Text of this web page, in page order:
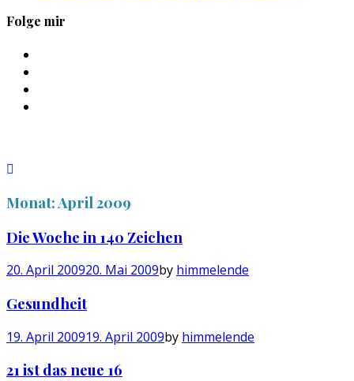
Folge mir
anzeigen
Monat: April 2009
Die Woche in 140 Zeichen
20. April 200920. Mai 2009by himmelende
Gesundheit
19. April 200919. April 2009by himmelende
21 ist das neue 16